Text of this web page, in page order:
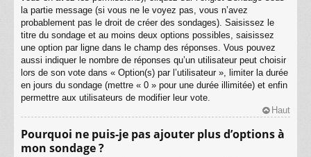
la partie message (si vous ne le voyez pas, vous n’avez
probablement pas le droit de créer des sondages). Saisissez le
titre du sondage et au moins deux options possibles, saisissez
une option par ligne dans le champ des réponses. Vous pouvez
aussi indiquer le nombre de réponses qu’un utilisateur peut choisir
lors de son vote dans « Option(s) par l’utilisateur », limiter la durée
en jours du sondage (mettre « 0 » pour une durée illimitée) et enfin
permettre aux utilisateurs de modifier leur vote.
Haut
Pourquoi ne puis-je pas ajouter plus d’options à
mon sondage ?